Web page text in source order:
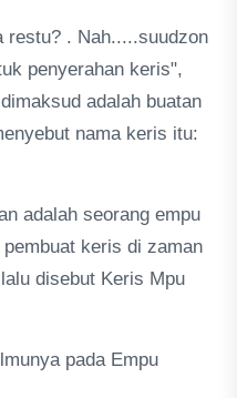
restu? . Nah.....suudzon
penyerahan keris",
adalah buatan
nama keris itu:
adalah seorang empu
keris di zaman
disebut Keris Mpu
pada Empu